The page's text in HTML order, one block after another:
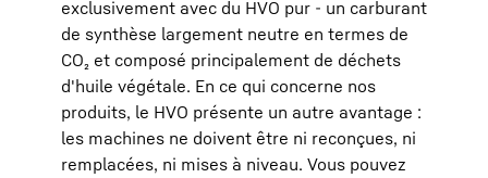
exclusivement avec du HVO pur - un carburant
de synthèse largement neutre en termes de
CO₂ et composé principalement de déchets
d'huile végétale. En ce qui concerne nos
produits, le HVO présente un autre avantage :
les machines ne doivent être ni reconçues, ni
remplacées, ni mises à niveau. Vous pouvez